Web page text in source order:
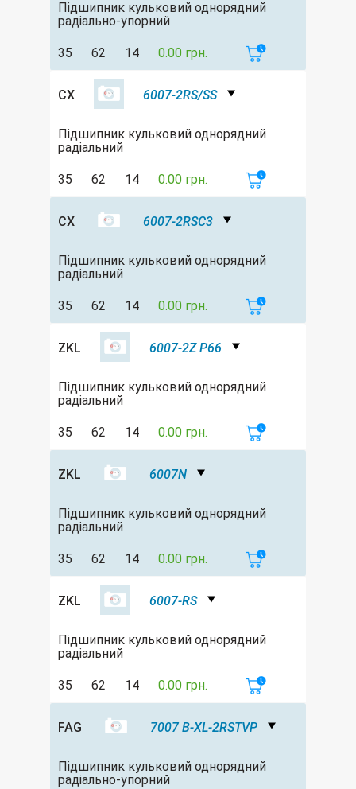
Підшипник кульковий однорядний
радіально-упорний
35 62 14 0.00 грн.
CX 6007-2RS/SS
Підшипник кульковий однорядний
радіальний
35 62 14 0.00 грн.
CX 6007-2RSC3
Підшипник кульковий однорядний
радіальний
35 62 14 0.00 грн.
ZKL 6007-2Z P66
Підшипник кульковий однорядний
радіальний
35 62 14 0.00 грн.
ZKL 6007N
Підшипник кульковий однорядний
радіальний
35 62 14 0.00 грн.
ZKL 6007-RS
Підшипник кульковий однорядний
радіальний
35 62 14 0.00 грн.
FAG 7007 B-XL-2RSTVP
Підшипник кульковий однорядний
радіально-упорний